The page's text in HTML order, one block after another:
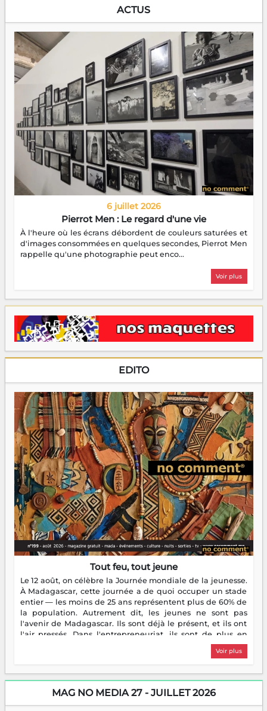
ACTUS
6 juillet 2026
Pierrot Men : Le regard d'une vie
À l'heure où les écrans débordent de couleurs saturées et
d'images consommées en quelques secondes, Pierrot Men
rappelle qu'une photographie peut enco...
Voir plus
EDITO
Tout feu, tout jeune
Le 12 août, on célèbre la Journée mondiale de la jeunesse.
À Madagascar, cette journée a de quoi occuper un stade
entier — les moins de 25 ans représentent plus de 60% de
la population. Autrement dit, les jeunes ne sont pas
l'avenir de Madagascar. Ils sont déjà le présent, et ils ont
l'air pressés. Dans l'entrepreneuriat, ils sont de plus en
plus nombreux à se lancer, à créer, à risquer — souvent
sans filet, souvent sans aide, mais toujours avec cette
dorment vraiment la nuit. En culture, les nouvelles sont
encore meilleures. Aina Rasamoelina vient de décrocher le
Prix RFI Instrumental Afrique. Miangaly Elia rafle le Prix
Voir plus
MAG NO MEDIA 27 - JUILLET 2026